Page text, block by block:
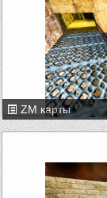
ZM карты